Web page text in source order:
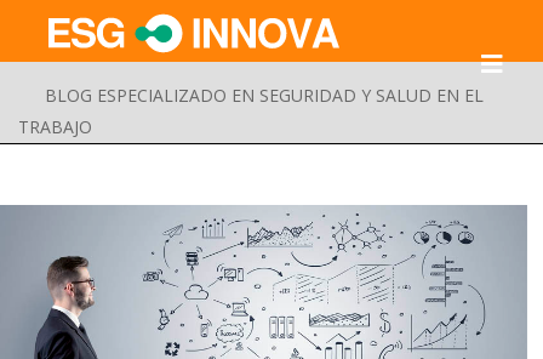
BLOG ESPECIALIZADO EN SEGURIDAD Y SALUD EN EL
TRABAJO